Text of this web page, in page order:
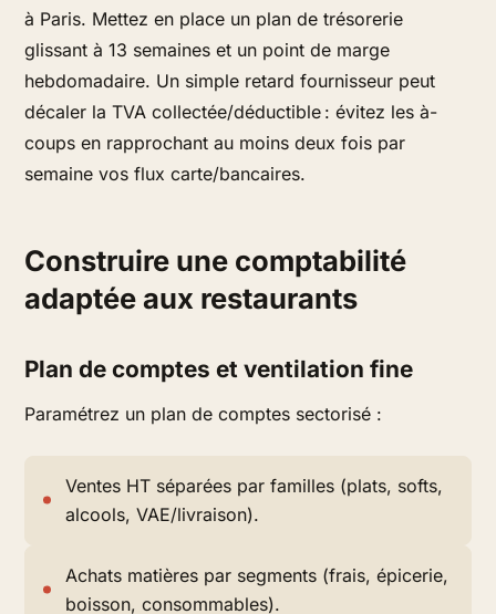
à Paris. Mettez en place un plan de trésorerie
glissant à 13 semaines et un point de marge
hebdomadaire. Un simple retard fournisseur peut
décaler la TVA collectée/déductible : évitez les à-
coups en rapprochant au moins deux fois par
semaine vos flux carte/bancaires.
Construire une comptabilité
adaptée aux restaurants
Plan de comptes et ventilation fine
Paramétrez un plan de comptes sectorisé :
Ventes HT séparées par familles (plats, softs,
alcools, VAE/livraison).
Achats matières par segments (frais, épicerie,
boisson, consommables).